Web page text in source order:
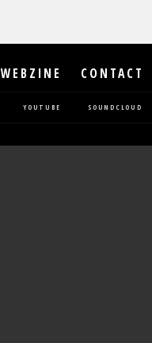
WEBZINE CONTACT
YOUTUBE SOUNDCLOUD